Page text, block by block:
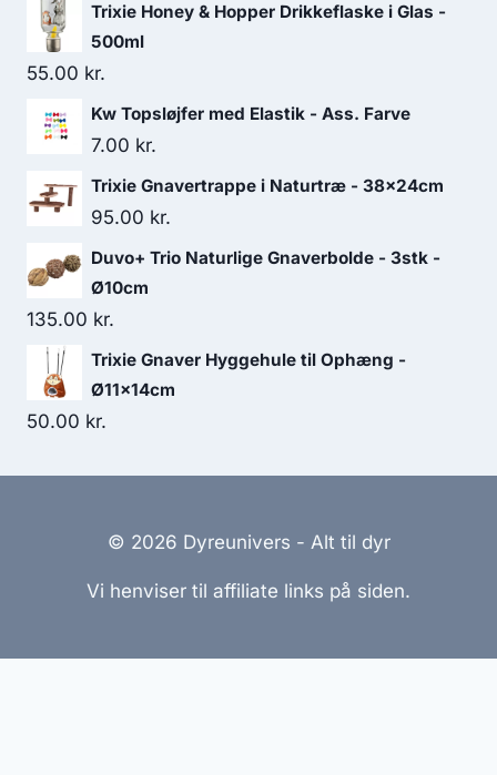
712.50 kr..611.25 kr..
Trixie Honey & Hopper Drikkeflaske i Glas -
500ml
55.00 kr.
Kw Topsløjfer med Elastik - Ass. Farve
7.00 kr.
Trixie Gnavertrappe i Naturtræ - 38x24cm
95.00 kr.
Duvo+ Trio Naturlige Gnaverbolde - 3stk -
Ø10cm
135.00 kr.
Trixie Gnaver Hyggehule til Ophæng -
Ø11x14cm
50.00 kr.
© 2026 Dyreunivers - Alt til dyr
Vi henviser til affiliate links på siden.